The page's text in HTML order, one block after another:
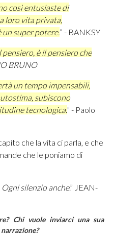
così entusiaste di
loro vita privata,
super potere.” - BANKSY
è il pensiero che
BRUNO
un tempo impensabili,
subiscono
tecnologica." - Paolo
che la vita ci parla, e che
che le poniamo di
silenzio anche.” JEAN-
Chi vuole inviarci una sua